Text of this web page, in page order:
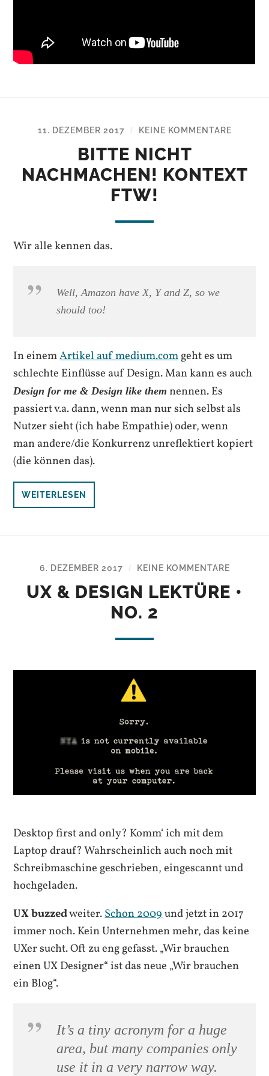
11. DEZEMBER 2017 / KEINE KOMMENTARE
BITTE NICHT
NACHMACHEN! KONTEXT
FTW!
Wir alle kennen das.
Well, Amazon have X, Y and Z, so we
should too!
In einemArtikel auf medium.comgeht es um
schlechte Einflüsse auf Design. Man kann es auch
Design for me & Design like them nennen. Es
passiert v.a. dann, wenn man nur sich selbst als
Nutzer sieht (ich habe Empathie) oder, wenn
man andere/die Konkurrenz unreflektiert kopiert
(die können das).
WEITERLESEN
6. DEZEMBER 2017 / KEINE KOMMENTARE
UX & DESIGN LEKTÜRE •
NO. 2
Desktop first and only? Komm‘ ich mit dem
Laptop drauf? Wahrscheinlich auch noch mit
Schreibmaschine geschrieben, eingescannt und
hochgeladen.
UX buzzedweiter.Schon 2009und jetzt in 2017
immer noch. Kein Unternehmen mehr, das keine
UXer sucht. Oft zu eng gefasst. „Wir brauchen
einen UX Designer“ ist das neue „Wir brauchen
ein Blog“.
It’s a tiny acronym for a huge
area, but many companies only
use it in a very narrow way.